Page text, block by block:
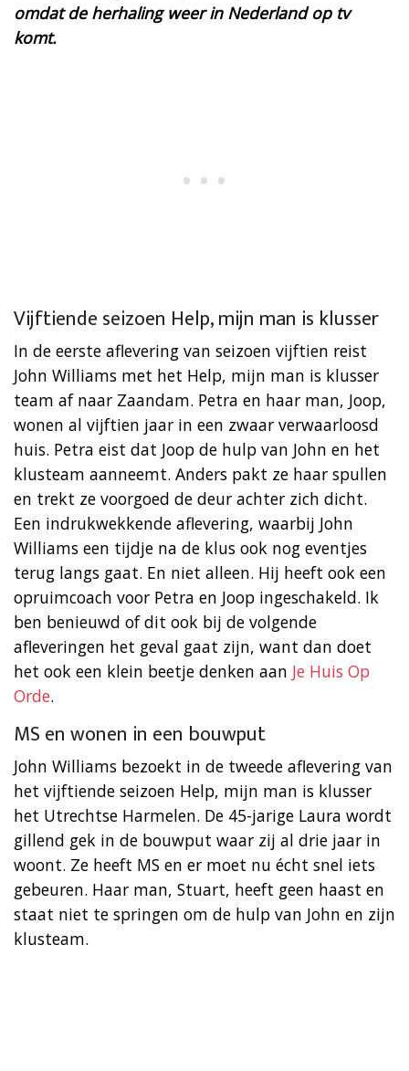
omdat de herhaling weer in Nederland op tv
komt.
Vijftiende seizoen Help, mijn man is klusser
In de eerste aflevering van seizoen vijftien reist
John Williams met het Help, mijn man is klusser
team af naar Zaandam. Petra en haar man, Joop,
wonen al vijftien jaar in een zwaar verwaarloosd
huis. Petra eist dat Joop de hulp van John en het
klusteam aanneemt. Anders pakt ze haar spullen
en trekt ze voorgoed de deur achter zich dicht.
Een indrukwekkende aflevering, waarbij John
Williams een tijdje na de klus ook nog eventjes
terug langs gaat. En niet alleen. Hij heeft ook een
opruimcoach voor Petra en Joop ingeschakeld. Ik
ben benieuwd of dit ook bij de volgende
afleveringen het geval gaat zijn, want dan doet
het ook een klein beetje denken aan Je Huis Op
Orde.
MS en wonen in een bouwput
John Williams bezoekt in de tweede aflevering van
het vijftiende seizoen Help, mijn man is klusser
het Utrechtse Harmelen. De 45-jarige Laura wordt
gillend gek in de bouwput waar zij al drie jaar in
woont. Ze heeft MS en er moet nu écht snel iets
gebeuren. Haar man, Stuart, heeft geen haast en
staat niet te springen om de hulp van John en zijn
klusteam.